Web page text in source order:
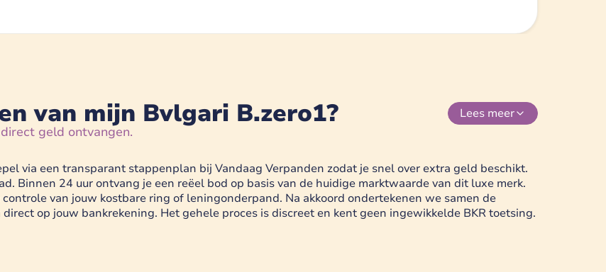
van mijn Bvlgari B.zero1?
geld ontvangen.
Lees meer
via een transparant stappenplan bij Vandaag Verpanden zodat je snel over extra geld beschikt.
Binnen 24 uur ontvang je een reëel bod op basis van de huidige marktwaarde van dit luxe merk.
van jouw kostbare ring of leningonderpand. Na akkoord ondertekenen we samen de
op jouw bankrekening. Het gehele proces is discreet en kent geen ingewikkelde BKR toetsing.